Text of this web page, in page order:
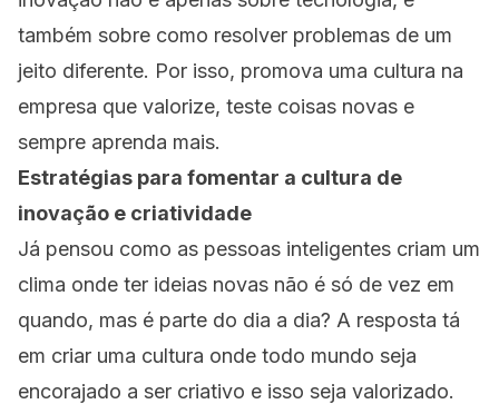
também sobre como resolver problemas de um
jeito diferente. Por isso, promova uma cultura na
empresa que valorize, teste coisas novas e
sempre aprenda mais.
Estratégias para fomentar a cultura de
inovação e criatividade
Já pensou como as pessoas inteligentes criam um
clima onde ter ideias novas não é só de vez em
quando, mas é parte do dia a dia? A resposta tá
em criar uma cultura onde todo mundo seja
encorajado a ser criativo e isso seja valorizado.